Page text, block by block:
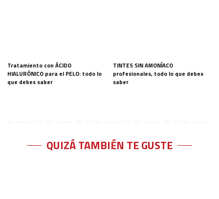
Tratamiento con ÁCIDO
HIALURÓNICO para el PELO: todo lo
que debes saber
TINTES SIN AMONÍACO
profesionales, todo lo que debes
saber
QUIZÁ TAMBIÉN TE GUSTE